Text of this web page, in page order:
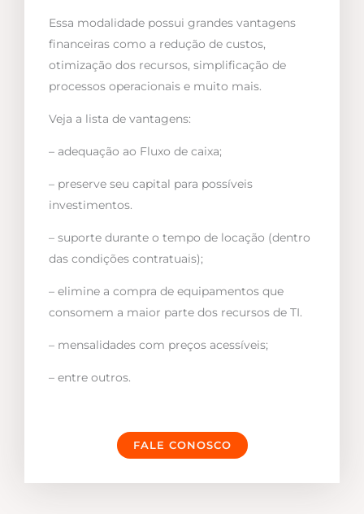
Essa modalidade possui grandes vantagens
financeiras como a redução de custos,
otimização dos recursos, simplificação de
processos operacionais e muito mais.
Veja a lista de vantagens:
– adequação ao Fluxo de caixa;
– preserve seu capital para possíveis
investimentos.
– suporte durante o tempo de locação (dentro
das condições contratuais);
– elimine a compra de equipamentos que
consomem a maior parte dos recursos de TI.
– mensalidades com preços acessíveis;
– entre outros.
FALE CONOSCO